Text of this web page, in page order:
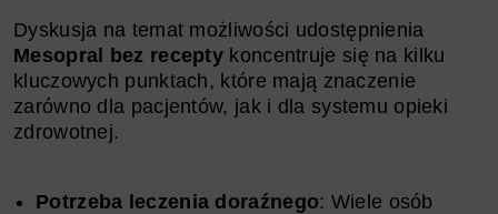
Dyskusja na temat możliwości udostępnienia
Mesopral bez recepty koncentruje się na kilku
kluczowych punktach, które mają znaczenie
zarówno dla pacjentów, jak i dla systemu opieki
zdrowotnej.
Potrzeba leczenia doraźnego: Wiele osób